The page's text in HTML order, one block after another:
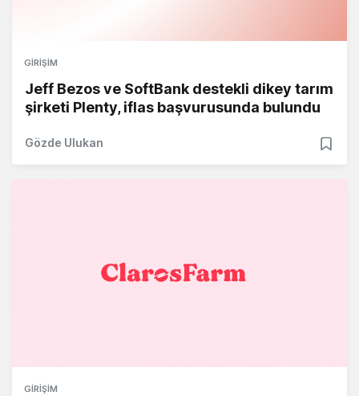
GIRIŞIM
Jeff Bezos ve SoftBank destekli dikey tarım
şirketi Plenty, iflas başvurusunda bulundu
Gözde Ulukan
GIRIŞIM